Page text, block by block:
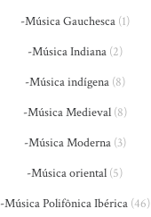
-Música Gauchesca(1)
-Música Indiana(2)
-Música indígena(8)
-Música Medieval(8)
-Música Moderna(3)
-Música oriental (5)
-Música Polifônica Ibérica(46)